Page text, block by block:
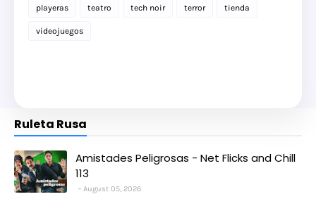
playeras teatro tech noir terror tienda
videojuegos
Ruleta Rusa
Amistades Peligrosas - Net Flicks and Chill
113
August 05, 2026